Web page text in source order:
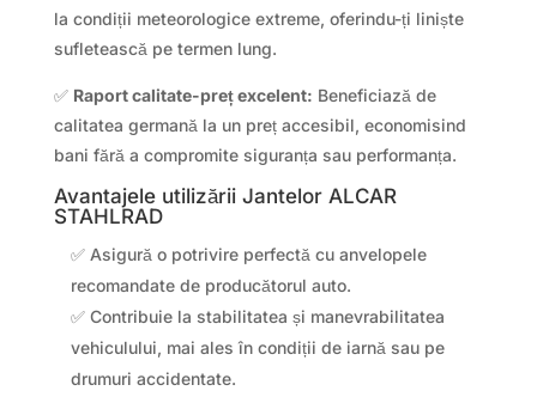
la condiții meteorologice extreme, oferindu-ți liniște
sufletească pe termen lung.
✅ Raport calitate-preț excelent: Beneficiază de
calitatea germană la un preț accesibil, economisind
bani fără a compromite siguranța sau performanța.
Avantajele utilizării Jantelor ALCAR
STAHLRAD
✅ Asigură o potrivire perfectă cu anvelopele
recomandate de producătorul auto.
✅ Contribuie la stabilitatea și manevrabilitatea
vehiculului, mai ales în condiții de iarnă sau pe
drumuri accidentate.